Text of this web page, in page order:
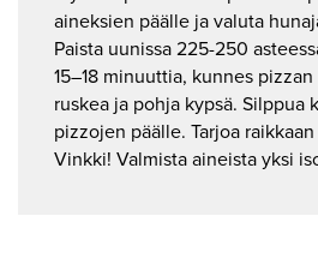
aineksien päälle ja valuta
Paista uunissa 225-250
15–18 minuuttia, kunnes
ruskea ja pohja kypsä. Silppua
pizzojen päälle. Tarjoa
Vinkki! Valmista aineista yksi